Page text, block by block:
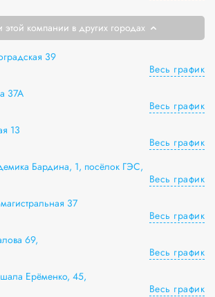
компании в других городах
39
Весь график
37А
Весь график
13
Весь график
Бардина, 1, посёлок ГЭС,
Весь график
37
Весь график
69,
Весь график
Ерёменко, 45,
Весь график